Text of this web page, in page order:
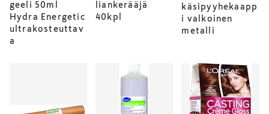
geeli 50ml
Hydra Energetic
ultrakosteuttav
a
liankerääjä
40kpl
käsipyyhekaapp
i valkoinen
metalli